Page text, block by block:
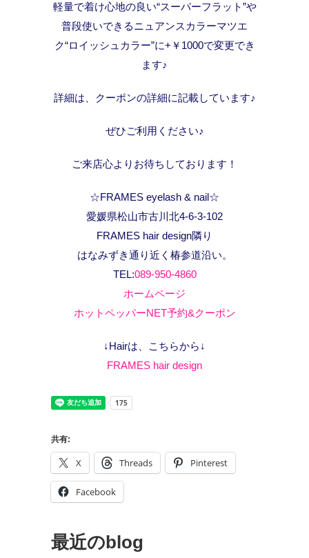
軽量で着け心地の良い“スーパーフラット”や
普段使いできるニュアンスカラーマツエ
ク“ロイッシュカラー”に+￥1000で変更でき
ます♪
詳細は、クーポンの詳細に記載しています♪
ぜひご利用ください♪
ご来店心よりお待ちしております！
☆FRAMES eyelash & nail☆
愛媛県松山市古川北4-6-3-102
FRAMES hair design隣り
はなみずき通り近く椿参道沿い。
TEL:089-950-4860
ホームページ
ホットペッパーNET予約&クーポン
↓Hairは、こちらから↓
FRAMES hair design
共有:
X Threads Pinterest
Facebook
最近のblog